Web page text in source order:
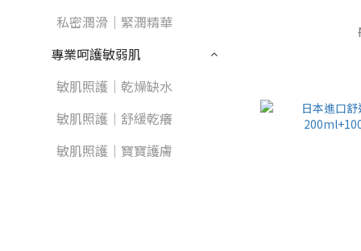
私密潤滑｜緊潤精華
專業呵護敏弱肌
敏肌照護｜乾燥缺水
敏肌照護｜舒緩乾癢
敏肌照護｜寶寶護膚